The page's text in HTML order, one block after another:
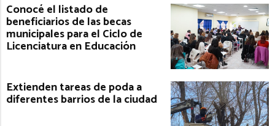
Conocé el listado de
beneficiarios de las becas
municipales para el Ciclo de
Licenciatura en Educación
Extienden tareas de poda a
diferentes barrios de la ciudad